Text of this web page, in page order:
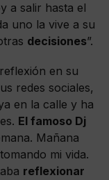
a salir hasta el
uno la vive a su
decisiones”.
en su
redes sociales,
en la calle y ha
El famoso Dj
Mañana
mi vida.
reflexionar